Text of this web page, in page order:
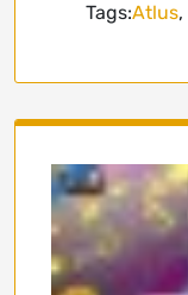
Tags:Atlus,